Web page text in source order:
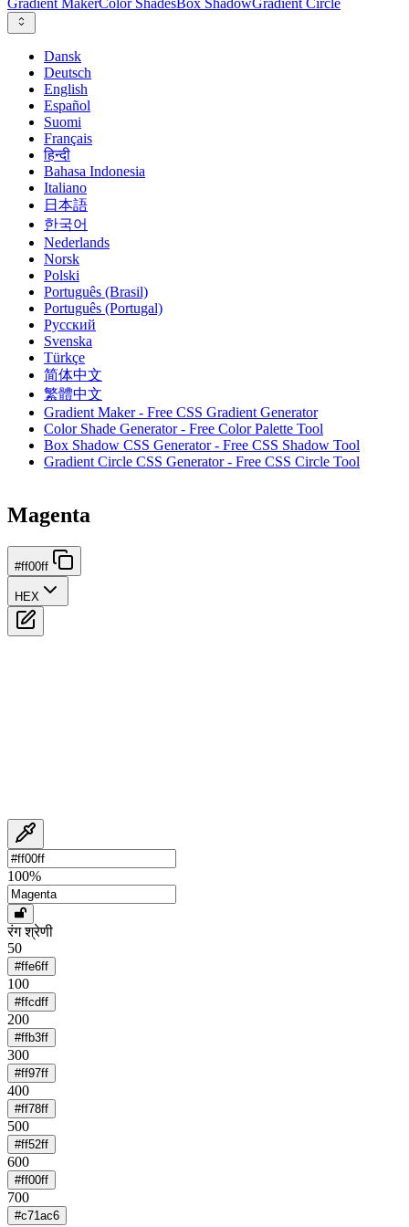
Gradient MakerColor ShadesBox ShadowGradient Circle
Dansk
Deutsch
English
Español
Suomi
Français
हिन्दी
Bahasa Indonesia
Italiano
日本語
한국어
Nederlands
Norsk
Polski
Português (Brasil)
Português (Portugal)
Русский
Svenska
Türkçe
简体中文
繁體中文
Gradient Maker - Free CSS Gradient Generator
Color Shade Generator - Free Color Palette Tool
Box Shadow CSS Generator - Free CSS Shadow Tool
Gradient Circle CSS Generator - Free CSS Circle Tool
Magenta
#ff00ff
HEX
100%
रंग श्रेणी
50
#ffe6ff
100
#ffcdff
200
#ffb3ff
300
#ff97ff
400
#ff78ff
500
#ff52ff
600
#ff00ff
700
#c71ac6